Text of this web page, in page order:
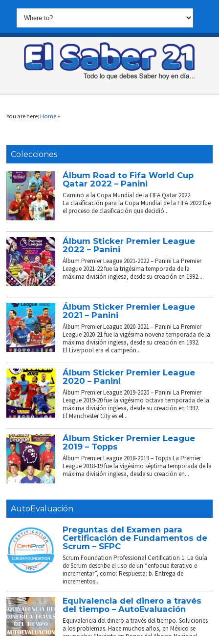
You are here:Home »
Colecciones
Álbum Road to Fifa World Cup
Qatar 2022 – Panini
Camino a la Copa Mundial de la FIFA Qatar 2022.
La clasificación para la Copa Mundial de la FIFA 2022 fue
el proceso de clasificación que decidió...
Álbum Sticker Premier League
2022 – Panini
Álbum Premier League 2021-2022 – Panini La Premier
League 2021-22 fue la trigésima temporada de la
máxima división inglesa, desde su creación en 1992....
Álbum Sticker Premier League
2021 – Panini
Álbum Premier League 2020-2021 – Panini La Premier
League 2020-21 fue la vigésima novena temporada de la
máxima división inglesa, desde su creación en 1992.
El Liverpool era el campeón...
Álbum Sticker Premier League
2020 – Panini
Álbum Premier League 2019-2020 – Panini La Premier
League 2019-20 fue la vigésimo octava temporada de la
máxima división inglesa, desde su creación en 1992.
El Manchester City es el...
Álbum Sticker Premier League
2019 – Topps
Álbum Premier League 2018-2019 – Topps La Premier
League 2018-19 fue la vigésimo séptima temporada de la
máxima división inglesa, desde su creación en...
AutoEvaluación
Preguntas del Examen para
Certificación de Fundamentos de
Scrum – SFPC
Scrum Foundation Professional Certification 1. La Guía
de Scrum describe el uso de un “enfoque iterativo e
incrementar”, como: Respuesta: b. Entrega de
incrementos...
Equivalencia del dinero a través
del tiempo – AutoEvaluación
Equivalencia del dinero a través del tiempo. Soluciones
a los problemas. Hace muchos años, en México se